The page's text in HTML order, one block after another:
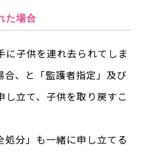
た場合
に子供を連れ去られてしま
合、と「監護者指定」及び
し立て、子供を取り戻すこ
処分」も一緒に申し立てる